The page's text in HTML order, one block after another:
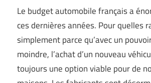
Le budget automobile français a
ces dernières années. Pour quelles
simplement parce qu’avec un
moindre, l’achat d’un nouveau
toujours une option viable pour de